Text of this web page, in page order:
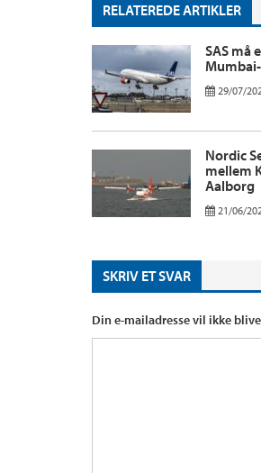
RELATEREDE ARTIKLER
SAS må
29/07/
Nordic
mellem
Aalborg
21/06/
SKRIV ET SVAR
Din e-mailadresse vil ikke